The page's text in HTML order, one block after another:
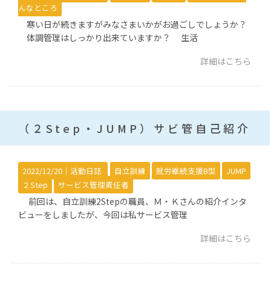
んなところ
寒い日が続きますがみなさまいかがお過ごしでしょうか？
体調管理はしっかり出来ていますか？ 生活
詳細はこちら
（２Step・JUMP）サビ管自己紹介
2022/12/20｜ 活動日誌 自立訓練 就労継続支援B型
JUMP
２Step
サービス管理責任者
前回は、自立訓練2Stepの職員、Ｍ・Ｋさんの紹介インタ
ビューをしましたが、今回は私サービス管理
詳細はこちら